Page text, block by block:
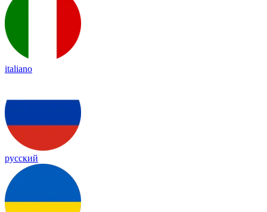
italiano
русский